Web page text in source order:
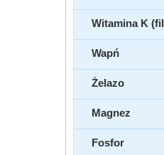
Witamina K
Wapń
Żelazo
Magnez
Fosfor